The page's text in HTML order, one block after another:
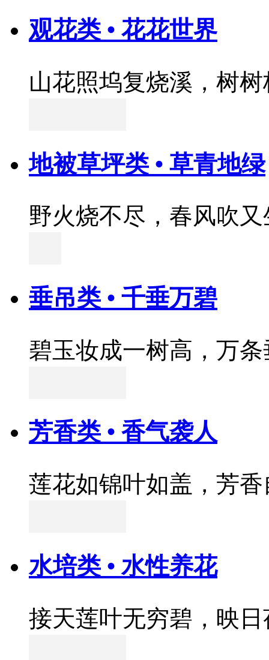
观花类 • 花花世界
山花照坞复烧溪，树
地被草坪类 • 草青地绿
野火烧不尽，春风吹又
垂吊类 • 千垂万碧
碧玉妆成一树高，万
芳香类 • 香气袭人
莲花如锦叶如盖，芳
水培类 • 水性养花
接天莲叶无穷碧，映